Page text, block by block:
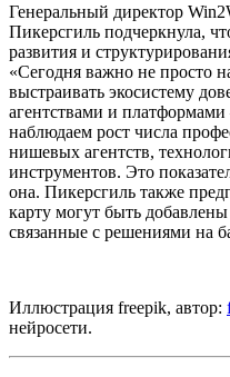
Генеральный директор
Пикерсгиль подчеркнула,
развития и
«Сегодня важно не просто
выстраивать экосистему
агентствами и
наблюдаем рост числа
нишевых агентств,
инструментов. Это
она. Пикерсгиль также
карту могут быть
связанные с решениями на
Иллюстрация freepik, автор:
нейросети.